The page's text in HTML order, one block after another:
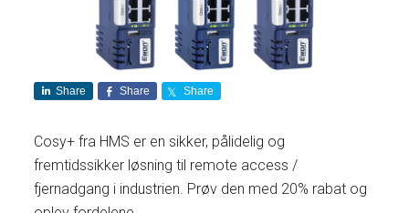
Share Share Share
Cosy+ fra HMS er en sikker, pålidelig og
fremtidssikker løsning til remote access /
fjernadgang i industrien. Prøv den med 20% rabat og